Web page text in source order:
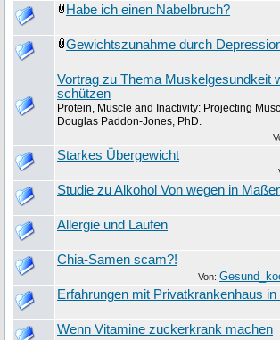
Habe ich einen Nabelbruch?
Gewichtszunahme durch
Vortrag zu Thema Muskelgesundkeit
schützen
Protein, Muscle and Inactivity: Projecting
Douglas Paddon-Jones, PhD.
Starkes Übergewicht
Studie zu Alkohol Von wegen in
Allergie und Laufen
Chia-Samen scam?!
Von:
Erfahrungen mit Privatkrankenhaus
Wenn Vitamine zuckerkrank machen